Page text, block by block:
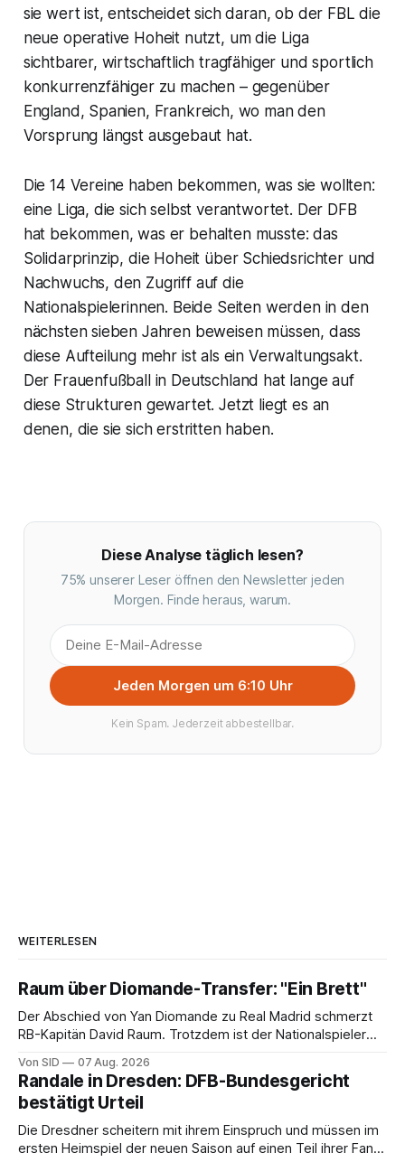
sie wert ist, entscheidet sich daran, ob der FBL die
neue operative Hoheit nutzt, um die Liga
sichtbarer, wirtschaftlich tragfähiger und sportlich
konkurrenzfähiger zu machen – gegenüber
England, Spanien, Frankreich, wo man den
Vorsprung längst ausgebaut hat.
Die 14 Vereine haben bekommen, was sie wollten:
eine Liga, die sich selbst verantwortet. Der DFB
hat bekommen, was er behalten musste: das
Solidarprinzip, die Hoheit über Schiedsrichter und
Nachwuchs, den Zugriff auf die
Nationalspielerinnen. Beide Seiten werden in den
nächsten sieben Jahren beweisen müssen, dass
diese Aufteilung mehr ist als ein Verwaltungsakt.
Der Frauenfußball in Deutschland hat lange auf
diese Strukturen gewartet. Jetzt liegt es an
denen, die sie sich erstritten haben.
Diese Analyse täglich lesen?
75% unserer Leser öffnen den Newsletter jeden
Morgen. Finde heraus, warum.
Jeden Morgen um 6:10 Uhr
Kein Spam. Jederzeit abbestellbar.
WEITERLESEN
Raum über Diomande-Transfer: "Ein Brett"
Der Abschied von Yan Diomande zu Real Madrid schmerzt
RB-Kapitän David Raum. Trotzdem ist der Nationalspieler
Von SID 07 Aug. 2026
Randale in Dresden: DFB-Bundesgericht
bestätigt Urteil
Die Dresdner scheitern mit ihrem Einspruch und müssen im
ersten Heimspiel der neuen Saison auf einen Teil ihrer Fans